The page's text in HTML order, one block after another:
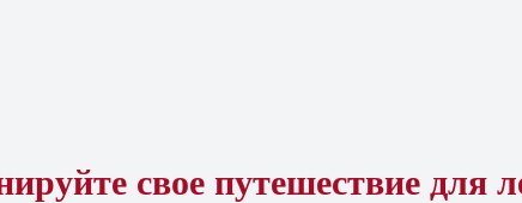
свое путешествие для